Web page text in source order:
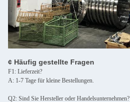
¢ Häufig gestellte Fragen
F1: Lieferzeit?
A: 1-7 Tage für kleine Bestellungen.
Q2: Sind Sie Hersteller oder Handelsunternehmen?